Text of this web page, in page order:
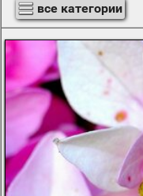
все категории